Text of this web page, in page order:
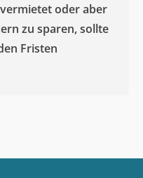
oder aber
zu sparen, sollte
Fristen